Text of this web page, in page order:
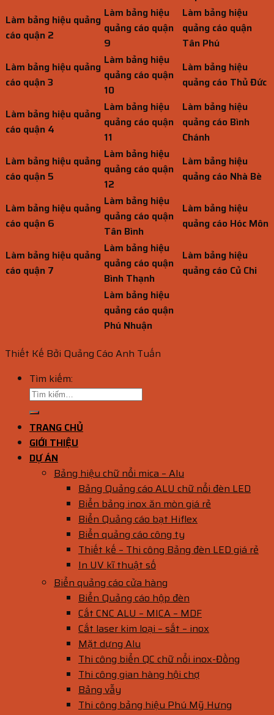
Làm bảng hiệu quảng
cáo quận 2
Làm bảng hiệu
quảng cáo quận
9
Làm bảng hiệu
quảng cáo quận
Tân Phú
Làm bảng hiệu quảng
cáo quận 3
Làm bảng hiệu
quảng cáo quận
10
Làm bảng hiệu
quảng cáo Thủ Đức
Làm bảng hiệu quảng
cáo quận 4
Làm bảng hiệu
quảng cáo quận
11
Làm bảng hiệu
quảng cáo Bình
Chánh
Làm bảng hiệu quảng
cáo quận 5
Làm bảng hiệu
quảng cáo quận
12
Làm bảng hiệu
quảng cáo Nhà Bè
Làm bảng hiệu quảng
cáo quận 6
Làm bảng hiệu
quảng cáo quận
Tân Bình
Làm bảng hiệu
quảng cáo Hóc Môn
Làm bảng hiệu quảng
cáo quận 7
Làm bảng hiệu
quảng cáo quận
Bình Thạnh
Làm bảng hiệu
quảng cáo Củ Chi
Làm bảng hiệu
quảng cáo quận
Phú Nhuận
Thiết Kế Bởi Quảng Cáo Anh Tuấn
Tìm kiếm:
TRANG CHỦ
GIỚI THIỆU
DỰ ÁN
Bảng hiệu chữ nổi mica – Alu
Bảng Quảng cáo ALU chữ nổi đèn LED
Biển bảng inox ăn mòn giá rẻ
Biển Quảng cáo bạt Hiflex
Biển quảng cáo công ty
Thiết kế – Thi công Bảng đèn LED giá rẻ
In UV kĩ thuật số
Biển quảng cáo cửa hàng
Biển Quảng cáo hộp đèn
Cắt CNC ALU – MICA – MDF
Cắt laser kim loại – sắt – inox
Mặt dựng Alu
Thi công biển QC chữ nổi inox-Đồng
Thi công gian hàng hội chợ
Bảng vẫy
Thi công bảng hiệu Phú Mỹ Hưng